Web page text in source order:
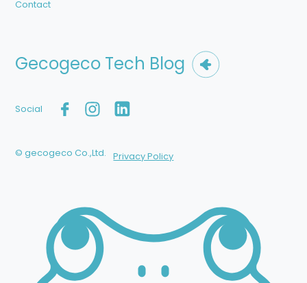
Contact
Gecogeco Tech Blog
Social
© gecogeco Co.,Ltd. Privacy Policy